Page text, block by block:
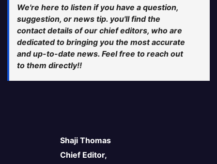
We're here to listen if you have a question,
suggestion, or news tip. you'll find the
contact details of our chief editors, who are
dedicated to bringing you the most accurate
and up-to-date news. Feel free to reach out
to them directly!!
Shaji Thomas
Chief Editor,